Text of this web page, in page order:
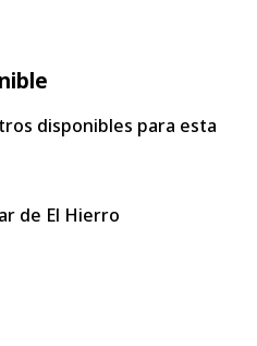
disponibles para esta
de El Hierro